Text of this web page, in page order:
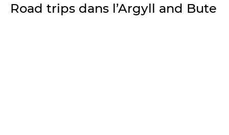
Road trips dans l’Argyll and Bute